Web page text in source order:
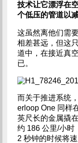
技术让它漂浮在
个低压的管道以
这虽然离他们需
相差甚远，但这
道中，在接近真
已。
而关于推进系统
erloop One 同样
英尺长的金属撬
约 186 公里/小时
2 秒钟的时候将